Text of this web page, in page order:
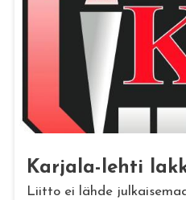
Kar­ja­la-lehti
Liitto ei lähde